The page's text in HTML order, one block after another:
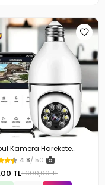
Kamera Harekete
Gece Görüşlü
4.8/ 50
TL1.600,00 TL